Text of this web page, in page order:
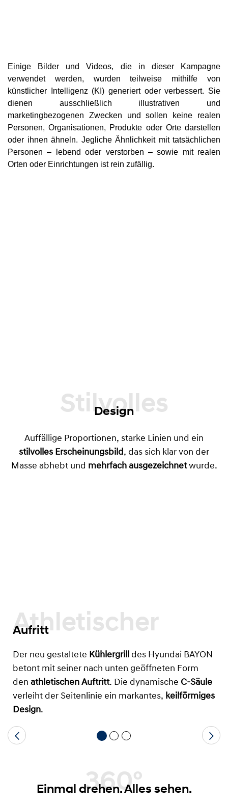
Einige Bilder und Videos, die in dieser Kampagne
verwendet werden, wurden teilweise mithilfe von
künstlicher Intelligenz (KI) generiert oder verbessert. Sie
dienen ausschließlich illustrativen und
marketingbezogenen Zwecken und sollen keine realen
Personen, Organisationen, Produkte oder Orte darstellen
oder ihnen ähneln. Jegliche Ähnlichkeit mit tatsächlichen
Personen – lebend oder verstorben – sowie mit realen
Orten oder Einrichtungen ist rein zufällig.
Stilvolles
Design
Auffällige Proportionen, starke Linien und ein
stilvolles Erscheinungsbild, das sich klar von der
Masse abhebt und mehrfach ausgezeichnetwurde.
Athletischer
Aufritt
Der neu gestaltete Kühlergrill
des Hyundai BAYON
betont mit seiner nach unten geöffneten Form
den athletischen Auftritt. Die dynamische C-Säule
verleiht der Seitenlinie ein markantes, keilförmiges
Design.
360°
Einmal drehen. Alles sehen.